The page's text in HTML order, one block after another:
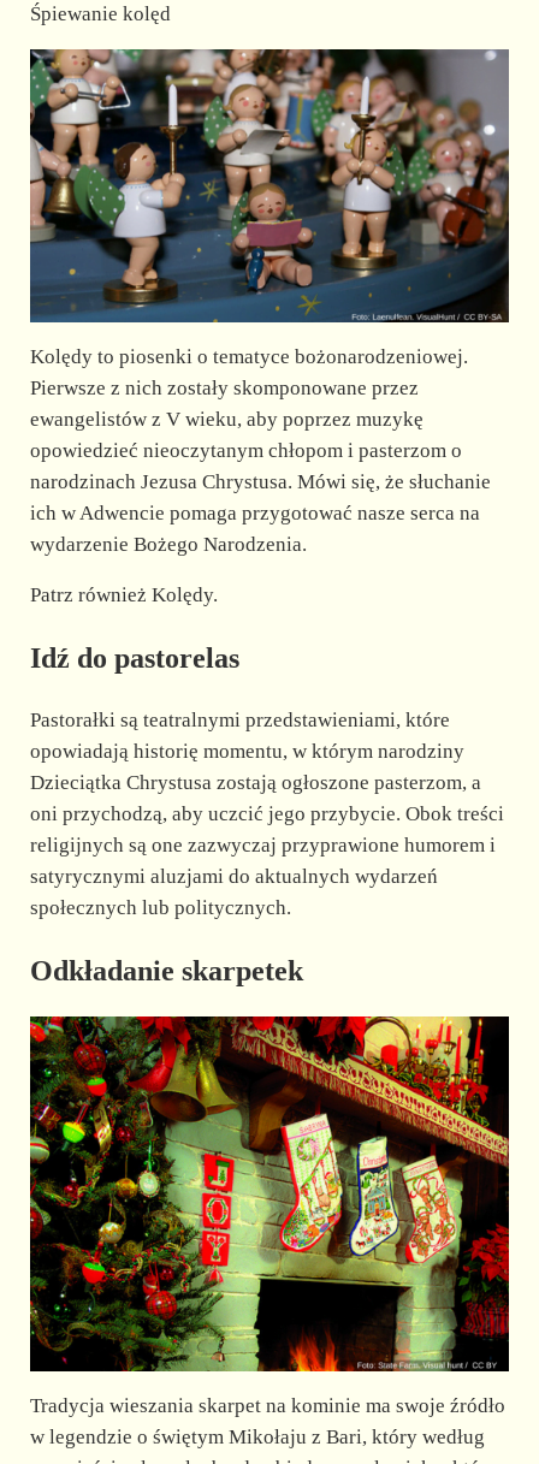
Śpiewanie kolęd
Kolędy to piosenki o tematyce bożonarodzeniowej.
Pierwsze z nich zostały skomponowane przez
ewangelistów z V wieku, aby poprzez muzykę
opowiedzieć nieoczytanym chłopom i pasterzom o
narodzinach Jezusa Chrystusa. Mówi się, że słuchanie
ich w Adwencie pomaga przygotować nasze serca na
wydarzenie Bożego Narodzenia.
Patrz również Kolędy.
Idź do pastorelas
Pastorałki są teatralnymi przedstawieniami, które
opowiadają historię momentu, w którym narodziny
Dzieciątka Chrystusa zostają ogłoszone pasterzom, a
oni przychodzą, aby uczcić jego przybycie. Obok treści
religijnych są one zazwyczaj przyprawione humorem i
satyrycznymi aluzjami do aktualnych wydarzeń
społecznych lub politycznych.
Odkładanie skarpetek
Tradycja wieszania skarpet na kominie ma swoje źródło
w legendzie o świętym Mikołaju z Bari, który według